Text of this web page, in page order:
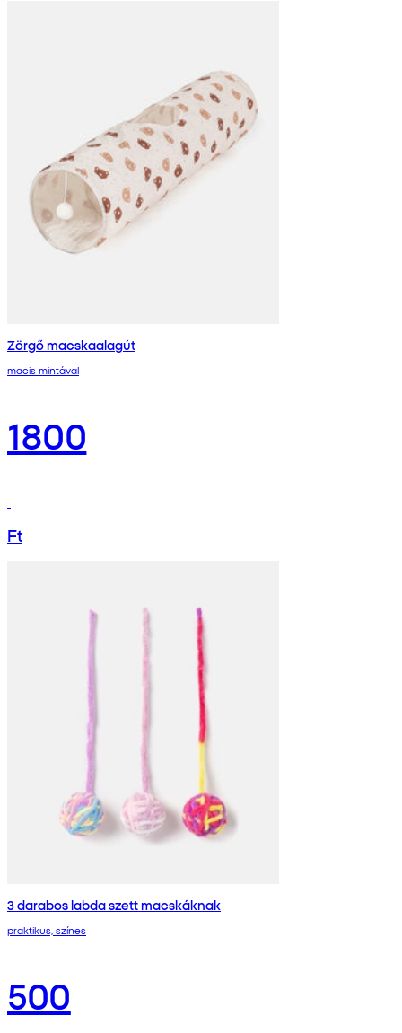
Zörgő macskaalagút
macis mintával
1800
Ft
3 darabos labda szett macskáknak
praktikus, színes
500